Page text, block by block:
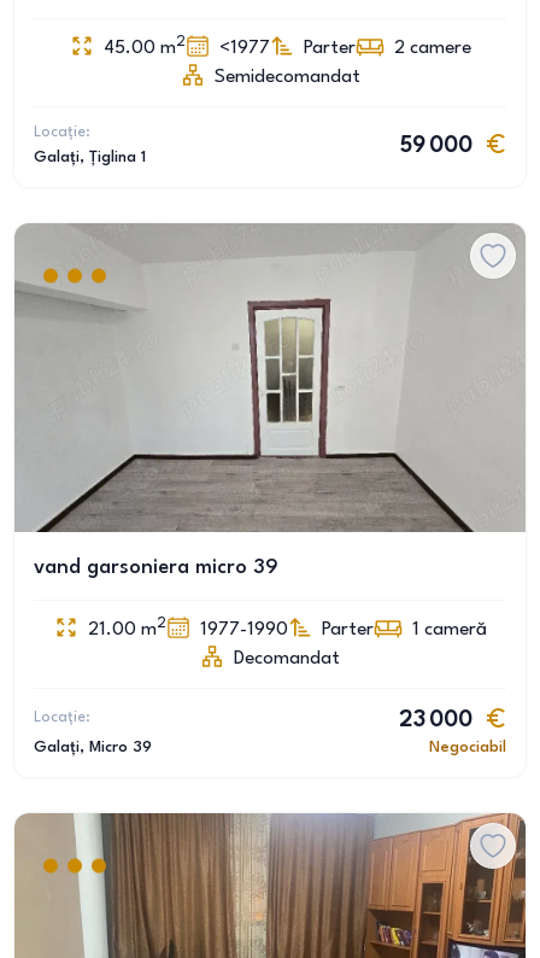
45.00 m2 <1977 Parter 2 camere
Semidecomandat
Locație:
Galați, Țiglina 1
59 000
vand garsoniera micro 39
21.00 m2 1977-1990 Parter 1 cameră
Decomandat
Locație:
Galați, Micro 39
23 000
Negociabil